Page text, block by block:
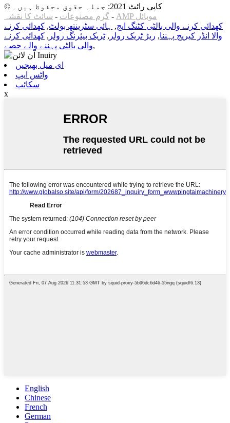
© کاپی رائٹ 2021: جملہ حقوق محفوظ ہیں۔
گرم مصنوعات - سائٹ کا نقشہ -
AMP موبائل
کھدائی کرنے والی بالٹی کٹنگ ایج, ہائی سٹرینتھ بولٹ, کھدائی کرنے
والا انڈر کیریج پہننا, ربڑ ٹریک رولر ,ٹریک بیئرنگ رولر , کھدائی کرنے
والی بالٹی پہننے والے حصے,
ای میل بھیجیں
واٹس ایپ
سکائپ
x
English
Chinese
French
German